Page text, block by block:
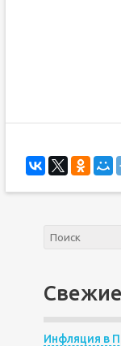
Инфляция в